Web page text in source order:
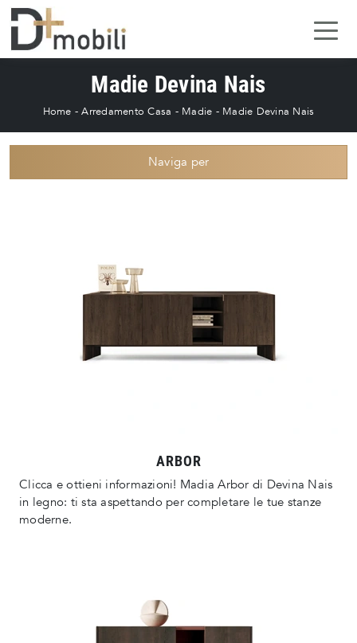
Madie Devina Nais
Home -Arredamento Casa - Madie - Madie Devina Nais
Naviga per
ARBOR
Clicca e ottieni informazioni! Madia Arbor di Devina Nais
in legno: ti sta aspettando per completare le tue stanze
moderne.